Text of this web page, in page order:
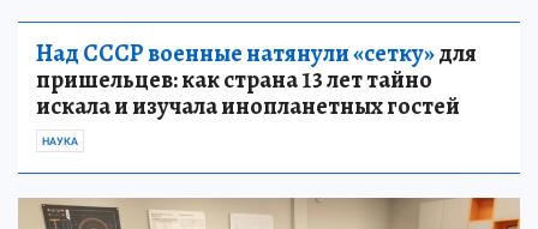
Над СССР военные натянули «сетку»для
пришельцев: как страна 13 лет тайно
искала и изучала инопланетных гостей
НАУКА